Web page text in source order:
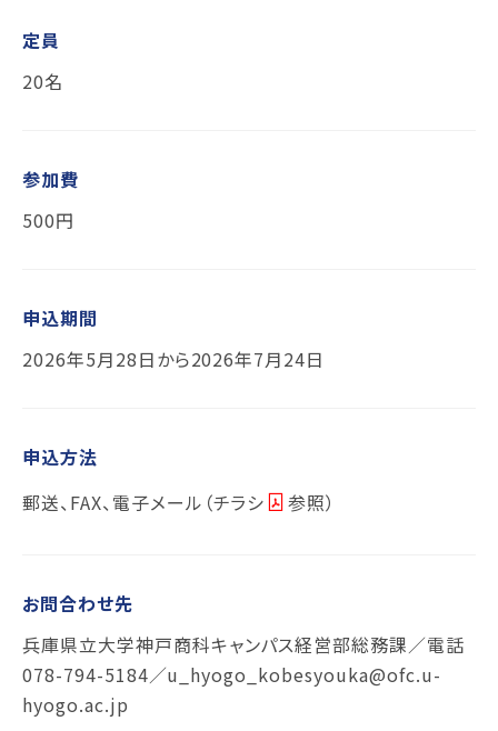
定員
20名
参加費
500円
申込期間
2026年5月28日から2026年7月24日
申込方法
郵送、 FAX、電子メール（チラシ 参照）
お問合わせ先
兵庫県立大学神戸商科キャンパス経営部総務課／電話
078-794-5184／u_hyogo_kobesyouka@ofc.u-
hyogo.ac.jp